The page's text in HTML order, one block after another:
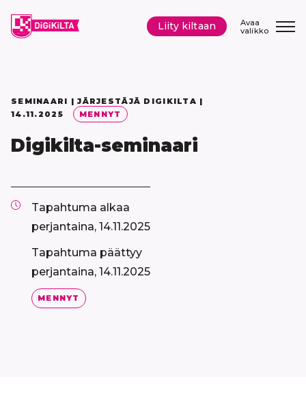
sisältöön
Avaa
valikko
Liity kiltaan
SEMINAARI | JÄRJESTÄJÄ DIGIKILTA |
14.11.2025
MENNYT
Digikilta-seminaari
Tapahtuma alkaa
perjantaina, 14.11.2025
Tapahtuma päättyy
perjantaina, 14.11.2025
MENNYT